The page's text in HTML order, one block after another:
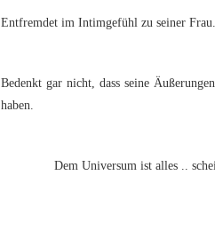
Entfremdet im Intimgefühl zu seiner Frau.
Bedenkt gar nicht, dass seine
haben.
Dem Universum ist alles ..